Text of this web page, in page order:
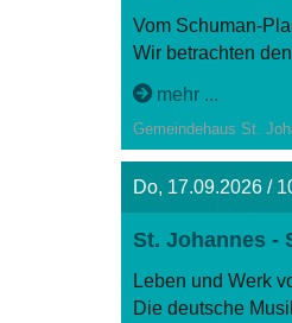
Vom Schuman-
Wir betrachten
gemeinsamen
Referent: Dr. Karl-
mehr ...
Gemeindehaus St.
Do, 17.09.2026 /
St. Johannes -
Leben und Werk
Die deutsche